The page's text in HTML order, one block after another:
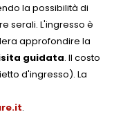
la possibilità di
serali. L'ingresso è
approfondire la
guidata. Il costo
d'ingresso). La
.